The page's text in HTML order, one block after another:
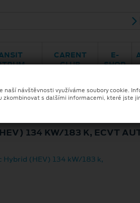
CARENT
CLUB
E-
SHOP
134 KW/183 K, ECVT
návštěvnosti využíváme soubory cookie.
s dalšími informacemi, které jste